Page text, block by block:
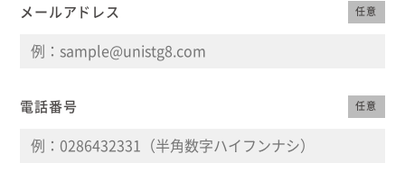
メールアドレス 任意
電話番号 任意